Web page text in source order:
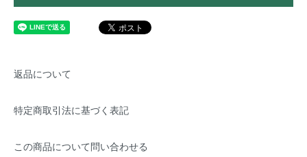
返品について
特定商取引法に基づく表記
この商品について問い合わせる